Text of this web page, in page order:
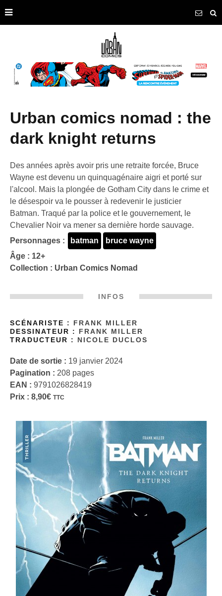
urban comics nomad : the
dark knight returns
Des années après avoir pris une retraite forcée, Bruce
Wayne est devenu un quinquagénaire aigri et porté sur
l'alcool. Mais la plongée de Gotham City dans le crime et
le désespoir va le pousser à redevenir le justicier
Batman. Traqué par la police et le gouvernement, le
Chevalier Noir va mener sa dernière horde sauvage.
Personnages :
batman
bruce wayne
Âge : 12+
Collection : Urban Comics Nomad
INFOS
SCÉNARISTE :
FRANK MILLER
DESSINATEUR :
FRANK MILLER
TRADUCTEUR :
NICOLE DUCLOS
Date de sortie : 19 janvier 2024
Pagination : 208 pages
EAN : 9791026828419
Prix : 8,90€ TTC